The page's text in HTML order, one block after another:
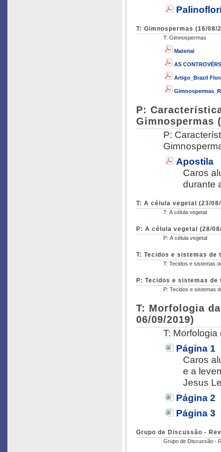
T: Gimnospermas (16/08/
T: Gimnospermas
Material
AS
Artigo_Brazil
P:
Gimnospermas
P:
Apostila
Caros
durante
T: A célula vegetal (23/
T: A célula vegetal
P: A célula vegetal (28/
P: A célula vegetal
T: Tecidos e sistemas de
T: Tecidos e sistemas
P: Tecidos e sistemas
P: Tecidos e sistemas
T: Morfologia
06/09/2019)
T:
Página 1
Caros
e a
Jesus
Página 2
Página 3
Grupo de Discussão -
Grupo de Discussão -